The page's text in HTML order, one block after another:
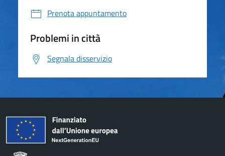
Prenota appuntamento
Problemi in città
Segnala disservizio